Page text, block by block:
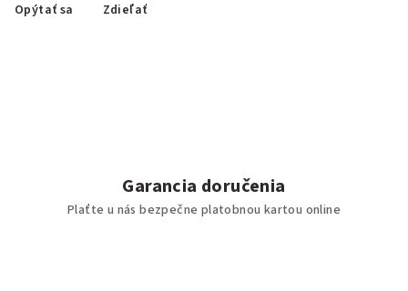
Opýtať sa Zdieľať
Garancia doručenia
Plaťte u nás bezpečne platobnou kartou online